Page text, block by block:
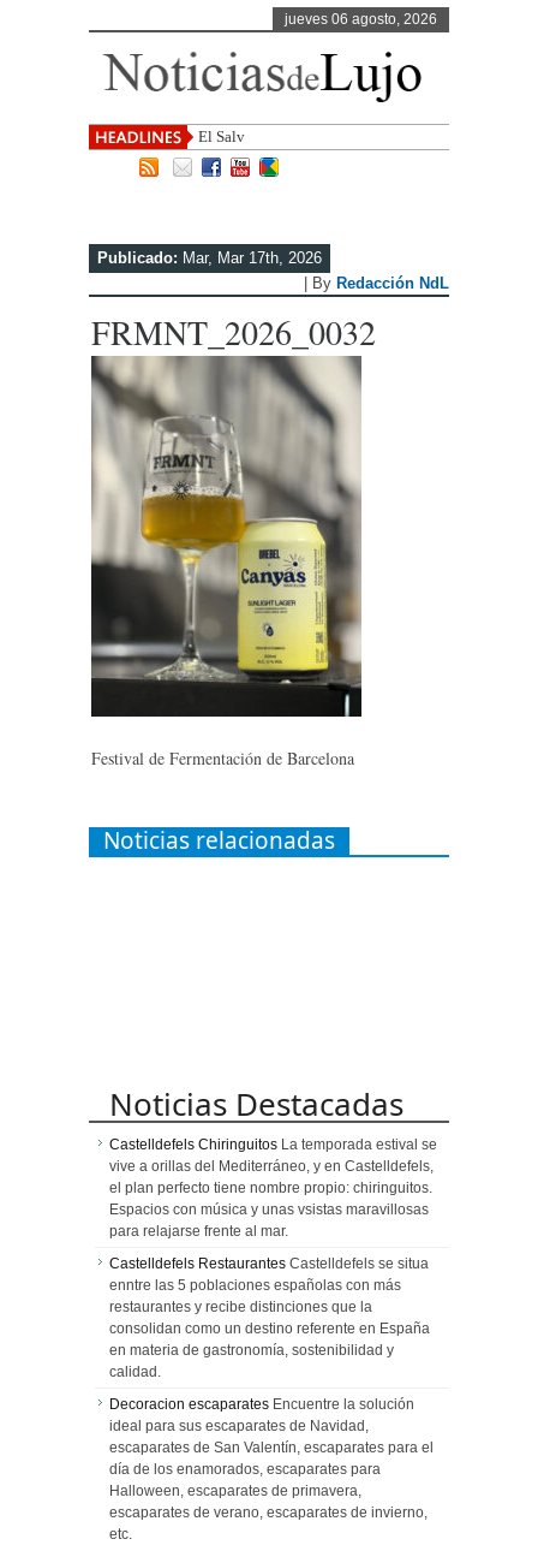
jueves 06 agosto, 2026
El Salvador, uno de los destin
Publicado: Mar, Mar 17th, 2026
| By Redacción NdL
FRMNT_2026_0032
Festival de Fermentación de Barcelona
Noticias relacionadas
Noticias Destacadas
Castelldefels Chiringuitos La temporada estival se
vive a orillas del Mediterráneo, y en Castelldefels,
el plan perfecto tiene nombre propio: chiringuitos.
Espacios con música y unas vsistas maravillosas
para relajarse frente al mar.
Castelldefels Restaurantes Castelldefels se situa
enntre las 5 poblaciones españolas con más
restaurantes y recibe distinciones que la
consolidan como un destino referente en España
en materia de gastronomía, sostenibilidad y
calidad.
Decoracion escaparates Encuentre la solución
ideal para sus escaparates de Navidad,
escaparates de San Valentín, escaparates para el
día de los enamorados, escaparates para
Halloween, escaparates de primavera,
escaparates de verano, escaparates de invierno,
etc.